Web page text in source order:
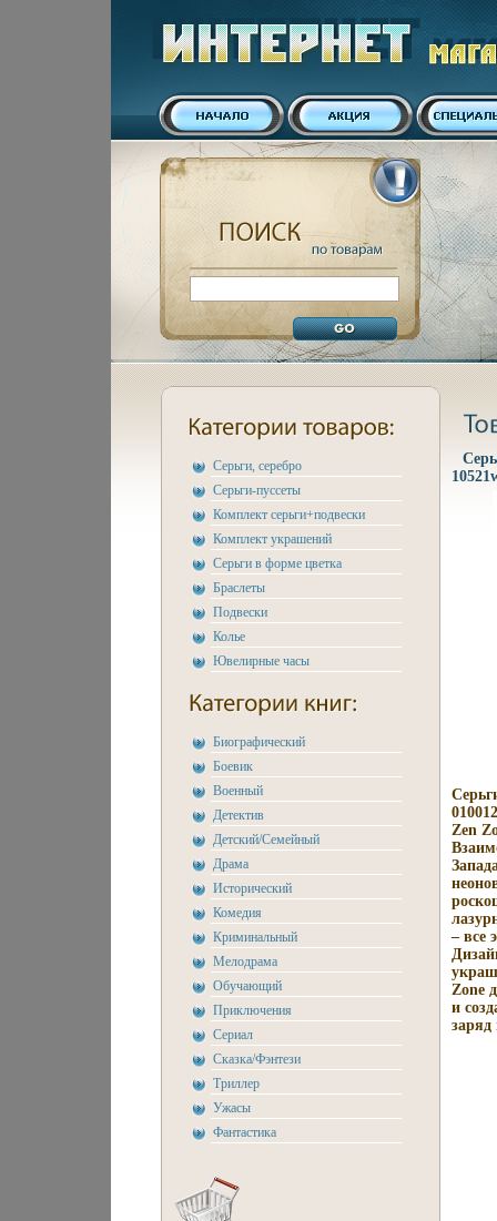
Серьги, серебро
Серьги-пуссеты
Комплект серьги+подвески
Комплект украшений
Серьги в форме цветка
Браслеты
Подвески
Колье
Ювелирные часы
Биографический
Боевик
Военный
Детектив
Детский/Семейный
Драма
Исторический
Комедия
Криминальный
Мелодрама
Обучающий
Приключения
Сериал
Сказка/Фэнтези
Триллер
Ужасы
Фантастика
Zen
– все
Zone
и
заряд